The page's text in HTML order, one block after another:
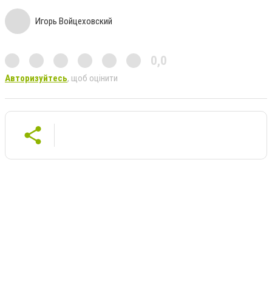
Игорь Войцеховский
0,0
Авторизуйтесь, щоб оцінити